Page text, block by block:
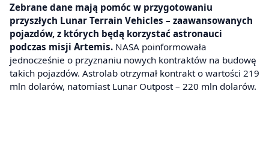
Zebrane dane mają pomóc w przygotowaniu
przyszłych Lunar Terrain Vehicles – zaawansowanych
pojazdów, z których będą korzystać astronauci
podczas misji Artemis. NASA poinformowała
jednocześnie o przyznaniu nowych kontraktów na budowę
takich pojazdów. Astrolab otrzymał kontrakt o wartości 219
mln dolarów, natomiast Lunar Outpost – 220 mln dolarów.